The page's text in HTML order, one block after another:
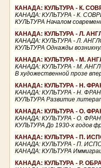
КАНАДА: КУЛЬТУРА - К.
КАНАДА: КУЛЬТУРА - К.
КУЛЬТУРА Началом
КАНАДА: КУЛЬТУРА - Л.
КАНАДА: КУЛЬТУРА - Л.
КУЛЬТУРА Однажды
КАНАДА: КУЛЬТУРА - М.
КАНАДА: КУЛЬТУРА - М.
В художественной прозе
КАНАДА: КУЛЬТУРА - Н.
КАНАДА: КУЛЬТУРА - Н.
КУЛЬТУРА Развитие
КАНАДА: КУЛЬТУРА - О.
КАНАДА: КУЛЬТУРА - О.
КУЛЬТУРА До 1930-х годов
КАНАДА: КУЛЬТУРА - П.
КАНАДА: КУЛЬТУРА - П.
КАНАДА: КУЛЬТУРА
КАНАДА: КУЛЬТУРА - Р.